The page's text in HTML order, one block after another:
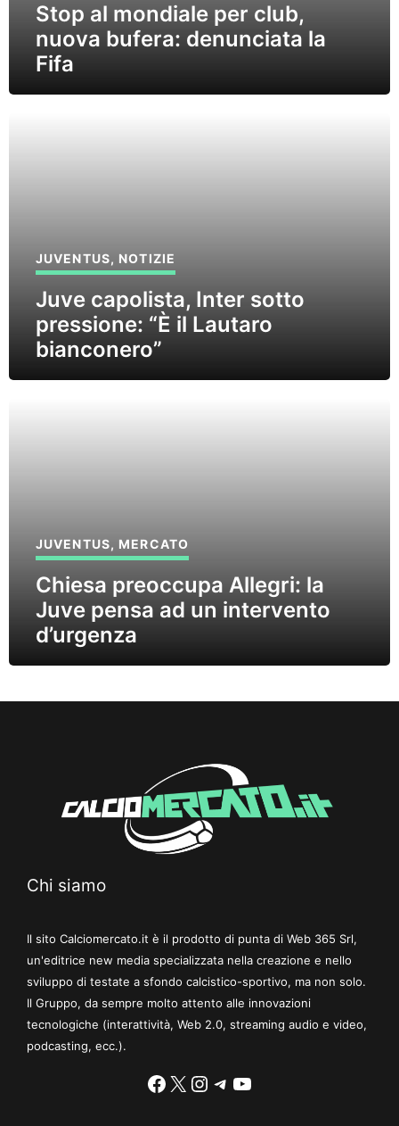
Stop al mondiale per club,
nuova bufera: denunciata la
Fifa
JUVENTUS, NOTIZIE
Juve capolista, Inter sotto
pressione: “È il Lautaro
bianconero”
JUVENTUS, MERCATO
Chiesa preoccupa Allegri: la
Juve pensa ad un intervento
d’urgenza
Chi siamo
Il sito Calciomercato.it è il prodotto di punta di Web 365 Srl,
un'editrice new media specializzata nella creazione e nello
sviluppo di testate a sfondo calcistico-sportivo, ma non solo.
Il Gruppo, da sempre molto attento alle innovazioni
tecnologiche (interattività, Web 2.0, streaming audio e video,
podcasting, ecc.).
Facebook
X Instagram
Telegram
YouTube